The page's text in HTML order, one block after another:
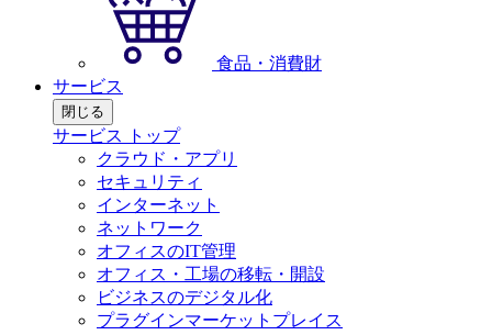
食品・消費財
サービス
閉じる
サービス トップ
クラウド・アプリ
セキュリティ
インターネット
ネットワーク
オフィスのIT管理
オフィス・工場の移転・開設
ビジネスのデジタル化
プラグインマーケットプレイス